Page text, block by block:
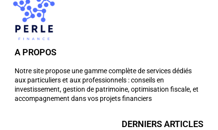
A PROPOS
Notre site propose une gamme complète de services dédiés
aux particuliers et aux professionnels : conseils en
investissement, gestion de patrimoine, optimisation fiscale, et
accompagnement dans vos projets financiers
DERNIERS ARTICLES